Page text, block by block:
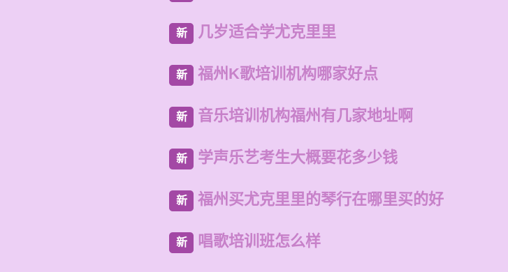
新 几岁适合学尤克里里
新 福州K歌培训机构哪家好点
新 音乐培训机构福州有几家地址啊
新 学声乐艺考生大概要花多少钱
新 福州买尤克里里的琴行在哪里买的好
新 唱歌培训班怎么样